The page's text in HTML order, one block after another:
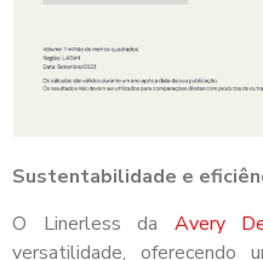
Sustentabilidade e
O Linerless da Avery
versatilidade, oferecendo